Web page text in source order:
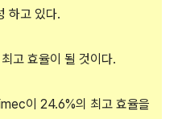
하고 있다.
고 효율이 될 것이다.
이 24.6%의 최고 효율을